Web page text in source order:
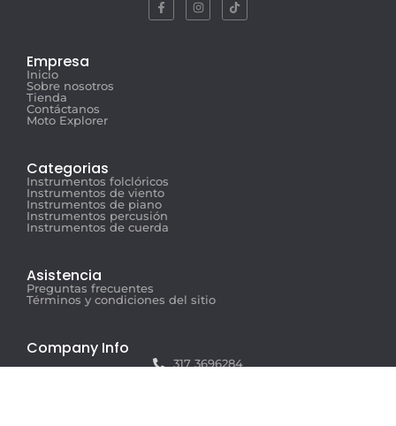
Empresa
Inicio
Sobre nosotros
Tienda
Contáctanos
Moto Explorer
Categorias
Instrumentos folclóricos
Instrumentos de viento
Instrumentos de piano
Instrumentos percusión
Instrumentos de cuerda
Asistencia
Preguntas frecuentes
Términos y condiciones del sitio
Company Info
317 3696284